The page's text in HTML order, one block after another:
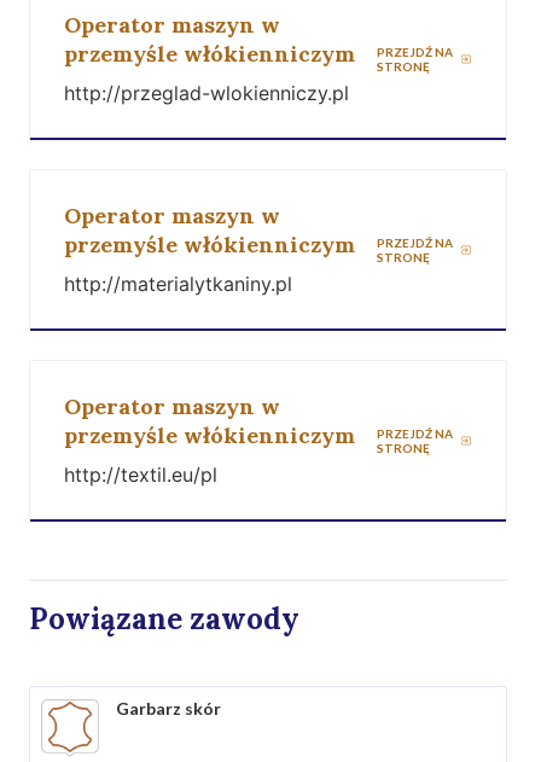
Operator maszyn w
przemyśle włókienniczym
http://przeglad-wlokienniczy.pl
PRZEJDŹ NA
STRONĘ
Operator maszyn w
przemyśle włókienniczym
http://materialytkaniny.pl
PRZEJDŹ NA
STRONĘ
Operator maszyn w
przemyśle włókienniczym
http://textil.eu/pl
PRZEJDŹ NA
STRONĘ
Powiązane zawody
Garbarz skór